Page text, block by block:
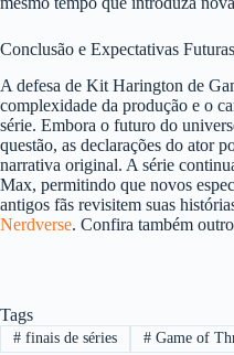
Conclusão e Expectativas Futuras
A defesa de Kit Harington de
complexidade da produção e o
série. Embora o futuro do
questão, as declarações do ator
narrativa original. A série
Max, permitindo que novos
antigos fãs revisitem suas
Nerdverse. Confira também
Tags
#finais de séries #Game of